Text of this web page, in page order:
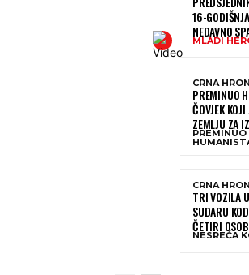
16-
NEDAVNO
GODIŠNJEG
MLADI
CRNA
PREMINUO
ČOVJEK KOJI
ZEMLJU ZA
KATOLIČKE
PREMINUO
CRNA
TRI VOZILA
SUDARU
ČETIRI
BOLNICI
NESREĆA